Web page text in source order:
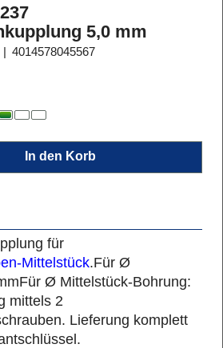
5,0 mm
4014578045567
In den Korb
für
Mittelstück.Für Ø
Für Ø Mittelstück-Bohrung:
mittels 2
Lieferung komplett